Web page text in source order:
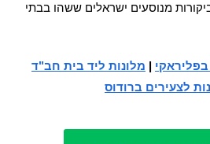
מנוסעים ישראלים ששהו בבתי
בפליראקי | מלונות ליד בית חב"ד
לצעירים ברודוס